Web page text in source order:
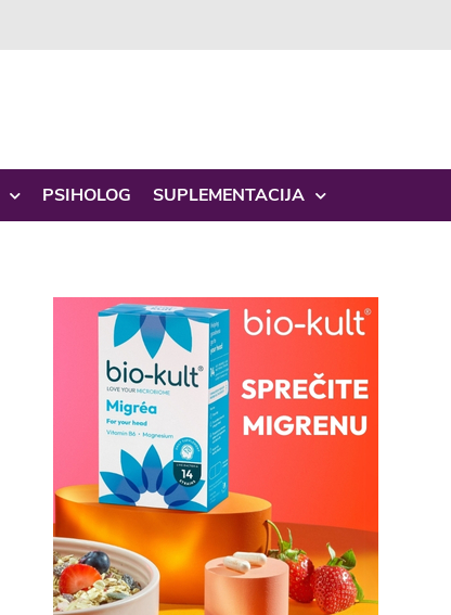
PSIHOLOG SUPLEMENTACIJA